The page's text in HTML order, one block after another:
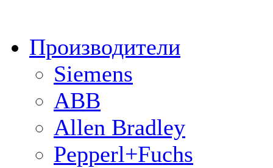
Производители
Siemens
ABB
Allen Bradley
Pepperl+Fuchs